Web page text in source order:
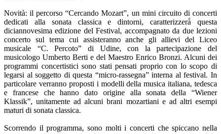
Novità: il percorso “Cercando Mozart”, un mini circuito di concerti
dedicati alla sonata classica e dintorni, caratterizzerà̀ questa
diciannovesima edizione del Festival, accompagnato da due lezioni
concerto sul tema cui assisteranno anche gli allievi del Liceo
musicale “C. Percoto” di Udine, con la partecipazione del
musicologo Umberto Berti e del Maestro Enrico Bronzi. Alcuni dei
programmi concertistici sono stati pensati proprio con lo scopo di
legarsi al soggetto di questa “micro-rassegna” interna al festival. In
particolare verranno proposti i modelli della musica italiana, tedesca
e francese che hanno dato origine alla sonata della “Wiener
Klassik”, unitamente ad alcuni brani mozartiani e ad altri esempi
maturi di sonata classica.
Scorrendo il programma, sono molti i concerti che spiccano nella